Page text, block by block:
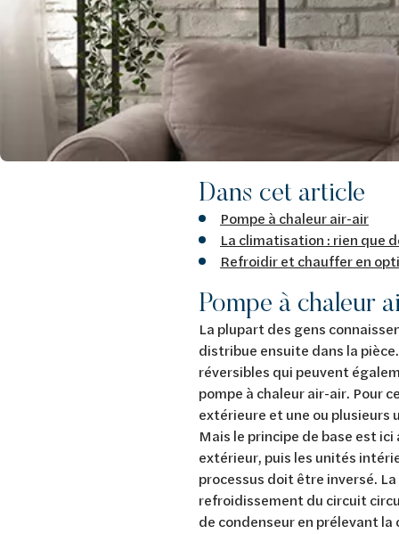
Dans cet article
Pompe à chaleur air-air
La climatisation : rien que
Refroidir et chauffer en
Pompe à chaleur
La plupart des gens
distribue ensuite dans la
réversibles qui peuvent
pompe à chaleur air-air. Pour
extérieure et une ou
Mais le principe de base est
extérieur, puis les unités
processus doit être inversé.
refroidissement du circuit
de condenseur en prélevant